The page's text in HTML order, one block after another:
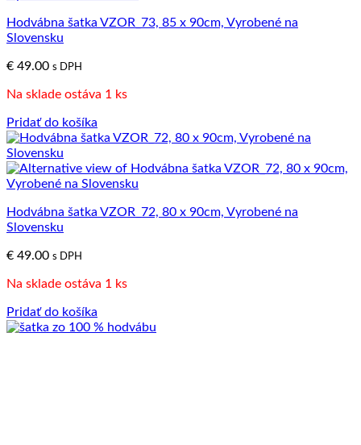
Hodvábna šatka VZOR_73, 85 x 90cm, Vyrobené na
Slovensku
€ 49.00 s DPH
Na sklade ostáva 1 ks
Pridať do košíka
Hodvábna šatka VZOR_72, 80 x 90cm, Vyrobené na
Slovensku
€ 49.00 s DPH
Na sklade ostáva 1 ks
Pridať do košíka